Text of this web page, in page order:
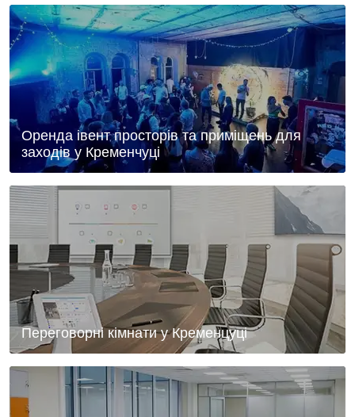
Оренда івент просторів та приміщень для
заходів у Кременчуці
Переговорні кімнати у Кременцуці